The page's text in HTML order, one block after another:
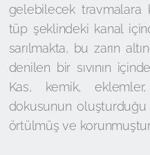
gelebilecek travmalara
tüp şeklindeki kanal
sarılmakta, bu zarın
denilen bir sıvının
Kas, kemik,
dokusunun
örtülmüş ve